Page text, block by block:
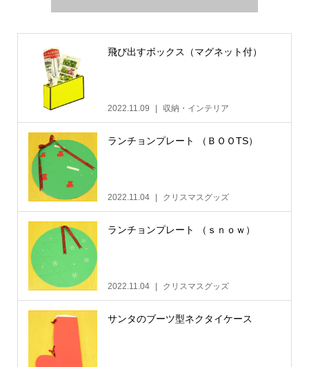
飛び出すボックス（マグネット付）
2022.11.09 収納・インテリア
ランチョンプレート （ＢＯＯTS）
2022.11.04 クリスマスグッズ
ランチョンプレート （ｓｎｏｗ）
2022.11.04 クリスマスグッズ
サンタのブーツ型ネクタイケース